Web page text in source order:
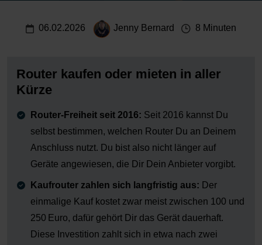
06.02.2026 Jenny Bernard 8 Minuten
Router kaufen oder mieten in aller
Kürze
Router-Freiheit seit 2016: Seit 2016 kannst Du
selbst bestimmen, welchen Router Du an Deinem
Anschluss nutzt. Du bist also nicht länger auf
Geräte angewiesen, die Dir Dein Anbieter vorgibt.
Kaufrouter zahlen sich langfristig aus: Der
einmalige Kauf kostet zwar meist zwischen 100 und
250 Euro, dafür gehört Dir das Gerät dauerhaft.
Diese Investition zahlt sich in etwa nach zwei